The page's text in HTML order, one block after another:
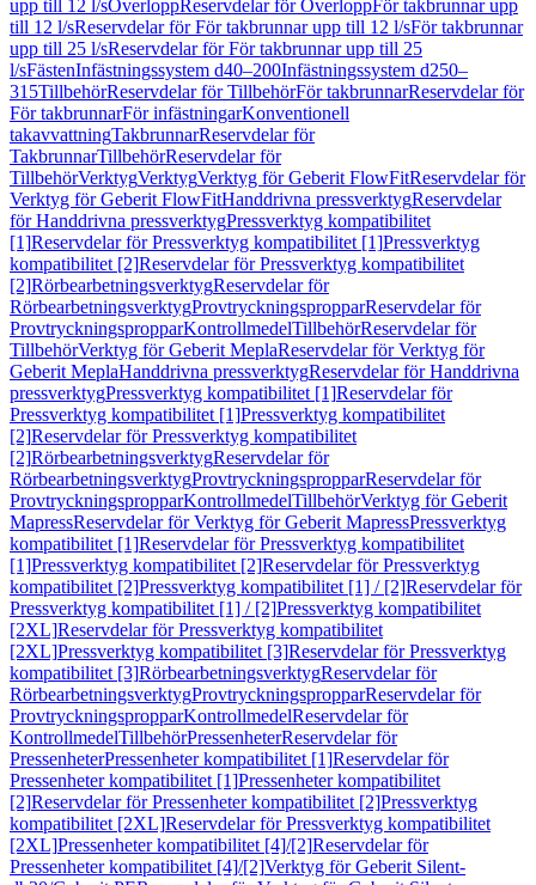
upp till 12 l/sÖverloppReservdelar för ÖverloppFör takbrunnar upp
till 12 l/sReservdelar för För takbrunnar upp till 12 l/sFör takbrunnar
upp till 25 l/sReservdelar för För takbrunnar upp till 25
l/sFästenInfästningssystem d40–200Infästningssystem d250–
315TillbehörReservdelar för TillbehörFör takbrunnarReservdelar för
För takbrunnarFör infästningarKonventionell
takavvattningTakbrunnarReservdelar för
TakbrunnarTillbehörReservdelar för
TillbehörVerktygVerktygVerktyg för Geberit FlowFitReservdelar för
Verktyg för Geberit FlowFitHanddrivna pressverktygReservdelar
för Handdrivna pressverktygPressverktyg kompatibilitet
[1]Reservdelar för Pressverktyg kompatibilitet [1]Pressverktyg
kompatibilitet [2]Reservdelar för Pressverktyg kompatibilitet
[2]RörbearbetningsverktygReservdelar för
RörbearbetningsverktygProvtryckningspropparReservdelar för
ProvtryckningspropparKontrollmedelTillbehörReservdelar för
TillbehörVerktyg för Geberit MeplaReservdelar för Verktyg för
Geberit MeplaHanddrivna pressverktygReservdelar för Handdrivna
pressverktygPressverktyg kompatibilitet [1]Reservdelar för
Pressverktyg kompatibilitet [1]Pressverktyg kompatibilitet
[2]Reservdelar för Pressverktyg kompatibilitet
[2]RörbearbetningsverktygReservdelar för
RörbearbetningsverktygProvtryckningspropparReservdelar för
ProvtryckningspropparKontrollmedelTillbehörVerktyg för Geberit
MapressReservdelar för Verktyg för Geberit MapressPressverktyg
kompatibilitet [1]Reservdelar för Pressverktyg kompatibilitet
[1]Pressverktyg kompatibilitet [2]Reservdelar för Pressverktyg
kompatibilitet [2]Pressverktyg kompatibilitet [1] / [2]Reservdelar för
Pressverktyg kompatibilitet [1] / [2]Pressverktyg kompatibilitet
[2XL]Reservdelar för Pressverktyg kompatibilitet
[2XL]Pressverktyg kompatibilitet [3]Reservdelar för Pressverktyg
kompatibilitet [3]RörbearbetningsverktygReservdelar för
RörbearbetningsverktygProvtryckningspropparReservdelar för
ProvtryckningspropparKontrollmedelReservdelar för
KontrollmedelTillbehörPressenheterReservdelar för
PressenheterPressenheter kompatibilitet [1]Reservdelar för
Pressenheter kompatibilitet [1]Pressenheter kompatibilitet
[2]Reservdelar för Pressenheter kompatibilitet [2]Pressverktyg
kompatibilitet [2XL]Reservdelar för Pressverktyg kompatibilitet
[2XL]Pressenheter kompatibilitet [4]/[2]Reservdelar för
Pressenheter kompatibilitet [4]/[2]Verktyg för Geberit Silent-